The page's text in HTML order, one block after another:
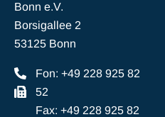
Bonn e.V.
Borsigallee 2
53125 Bonn
Fon: +49 228 925 82
52
Fax: +49 228 925 82